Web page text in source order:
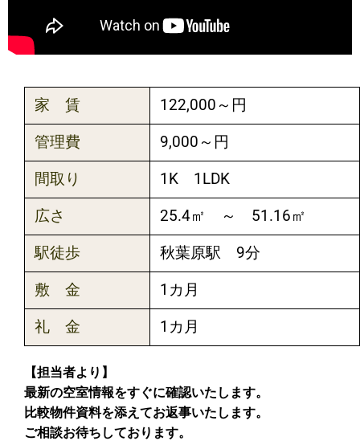
家 賃 122,000～円
管理費 9,000～円
間取り 1K 1LDK
広さ 25.4㎡ ～ 51.16㎡
駅徒歩 秋葉原駅 9分
敷 金 1カ月
礼 金 1カ月
【担当者より】
最新の空室情報をすぐに確認いたします。
比較物件資料を添えてお返事いたします。
ご相談お待ちしております。